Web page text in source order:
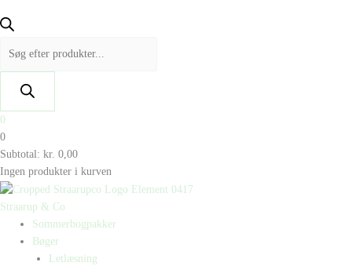
0
0
Subtotal: kr. 0,00
Ingen produkter i kurven
Straarup & Co
Sommerbogpakker
Bøger
Letlæsning